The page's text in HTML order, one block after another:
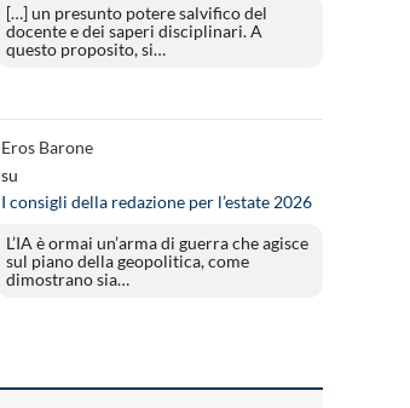
[…] un presunto potere salvifico del
docente e dei saperi disciplinari. A
questo proposito, si…
Eros Barone
su
I consigli della redazione per l’estate 2026
L’IA è ormai un’arma di guerra che agisce
sul piano della geopolitica, come
dimostrano sia…